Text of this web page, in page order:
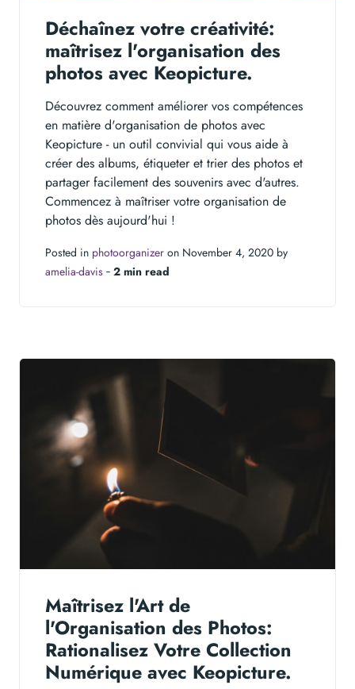
Déchaînez votre créativité:
maîtrisez l'organisation des
photos avec Keopicture.
Découvrez comment améliorer vos compétences
en matière d'organisation de photos avec
Keopicture - un outil convivial qui vous aide à
créer des albums, étiqueter et trier des photos et
partager facilement des souvenirs avec d'autres.
Commencez à maîtriser votre organisation de
photos dès aujourd'hui !
Posted in photoorganizer on November 4, 2020 by
amelia-davis ‐ 2 min read
Maîtrisez l'Art de
l'Organisation des Photos:
Rationalisez Votre Collection
Numérique avec Keopicture.